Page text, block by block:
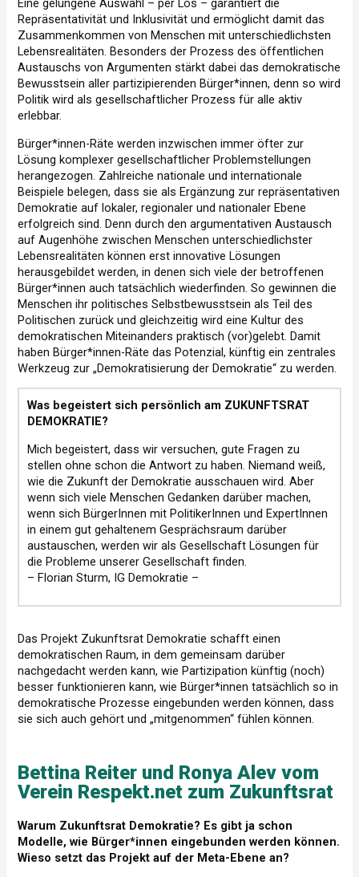
Eine gelungene Auswahl – per Los – garantiert die
Repräsentativität und Inklusivität und ermöglicht damit das
Zusammenkommen von Menschen mit unterschiedlichsten
Lebensrealitäten. Besonders der Prozess des öffentlichen
Austauschs von Argumenten stärkt dabei das demokratische
Bewusstsein aller partizipierenden Bürger*innen, denn so wird
Politik wird als gesellschaftlicher Prozess für alle aktiv
erlebbar.
Bürger*innen-Räte werden inzwischen immer öfter zur
Lösung komplexer gesellschaftlicher Problemstellungen
herangezogen. Zahlreiche nationale und internationale
Beispiele belegen, dass sie als Ergänzung zur repräsentativen
Demokratie auf lokaler, regionaler und nationaler Ebene
erfolgreich sind. Denn durch den argumentativen Austausch
auf Augenhöhe zwischen Menschen unterschiedlichster
Lebensrealitäten können erst innovative Lösungen
herausgebildet werden, in denen sich viele der betroffenen
Bürger*innen auch tatsächlich wiederfinden. So gewinnen die
Menschen ihr politisches Selbstbewusstsein als Teil des
Politischen zurück und gleichzeitig wird eine Kultur des
demokratischen Miteinanders praktisch (vor)gelebt. Damit
haben Bürger*innen-Räte das Potenzial, künftig ein zentrales
Werkzeug zur „Demokratisierung der Demokratie“ zu werden.
Was begeistert sich persönlich am ZUKUNFTSRAT
DEMOKRATIE?
Mich begeistert, dass wir versuchen, gute Fragen zu
stellen ohne schon die Antwort zu haben. Niemand weiß,
wie die Zukunft der Demokratie ausschauen wird. Aber
wenn sich viele Menschen Gedanken darüber machen,
wenn sich BürgerInnen mit PolitikerInnen und ExpertInnen
in einem gut gehaltenem Gesprächsraum darüber
austauschen, werden wir als Gesellschaft Lösungen für
die Probleme unserer Gesellschaft finden.
– Florian Sturm, IG Demokratie –
Das Projekt Zukunftsrat Demokratie schafft einen
demokratischen Raum, in dem gemeinsam darüber
nachgedacht werden kann, wie Partizipation künftig (noch)
besser funktionieren kann, wie Bürger*innen tatsächlich so in
demokratische Prozesse eingebunden werden können, dass
sie sich auch gehört und „mitgenommen“ fühlen können.
Bettina Reiter und Ronya Alev vom
Verein Respekt.net zum Zukunftsrat
Warum Zukunftsrat Demokratie? Es gibt ja schon
Modelle, wie Bürger*innen eingebunden werden können.
Wieso setzt das Projekt auf der Meta-Ebene an?